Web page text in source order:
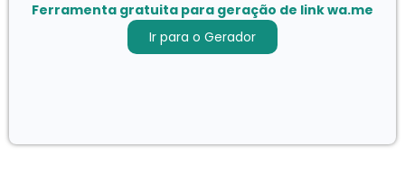
Ferramenta gratuita para geração de link wa.me
Ir para o Gerador